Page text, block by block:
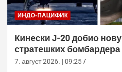
ИНДО-ПАЦИФИК
Кинески Ј-20 добио
стратешких
7. август 2026. | 09:25